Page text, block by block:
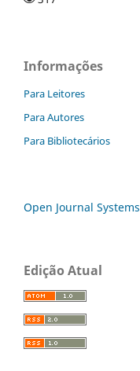
Informações
Para Leitores
Para Autores
Para Bibliotecários
Open Journal Systems
Edição Atual